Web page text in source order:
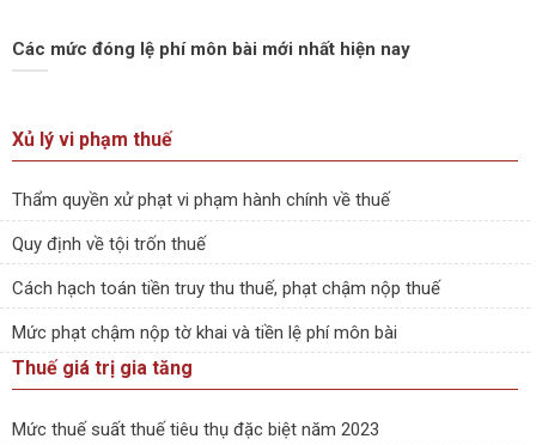
Các mức đóng lệ phí môn bài mới nhất hiện nay
Xủ lý vi phạm thuế
Thẩm quyền xử phạt vi phạm hành chính về thuế
Quy định về tội trốn thuế
Cách hạch toán tiền truy thu thuế, phạt chậm nộp thuế
Mức phạt chậm nộp tờ khai và tiền lệ phí môn bài
Thuế giá trị gia tăng
Mức thuế suất thuế tiêu thụ đặc biệt năm 2023